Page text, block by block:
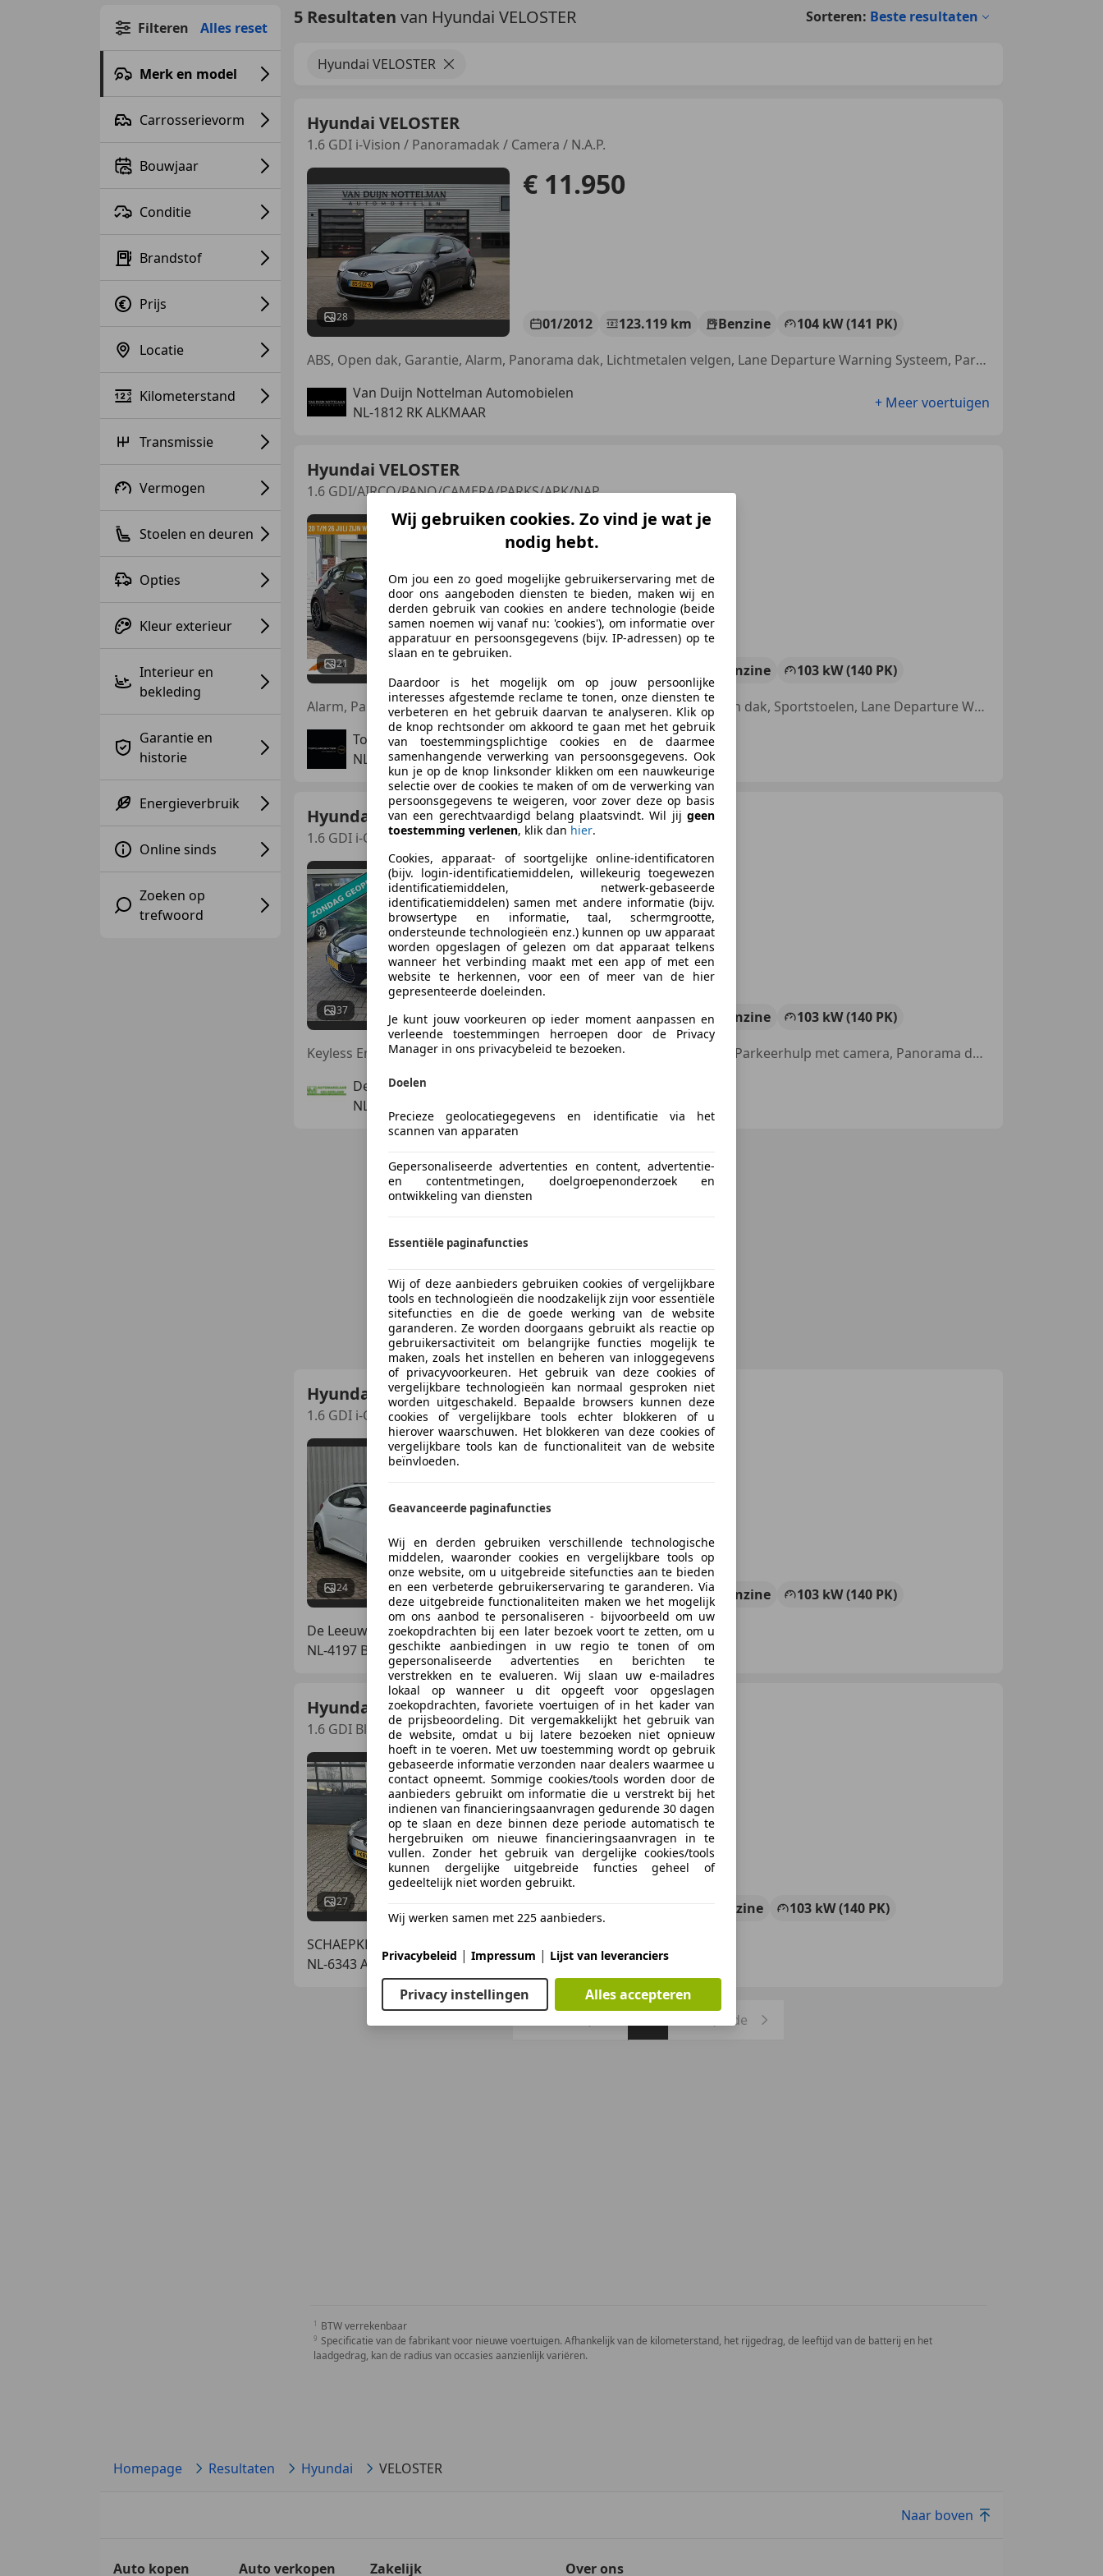
Filteren Alles reset
Merk en model
Carrosserievorm
Bouwjaar
Conditie
Brandstof
Prijs
Locatie
Kilometerstand
Transmissie
Vermogen
Stoelen en deuren
Opties
Kleur exterieur
Interieur en
bekleding
Garantie en
historie
Energieverbruik
Online sinds
Zoeken op
trefwoord
5 Resultaten van Hyundai VELOSTER Sorteren: Beste resultaten
Hyundai VELOSTER
Hyundai VELOSTER
1.6 GDI i-Vision / Panoramadak / Camera / N.A.P.
28
€ 11.950
01/2012 123.119 km Benzine
104 kW (141 PK)
ABS, Open dak, Garantie, Alarm, Panorama dak, Lichtmetalen velgen, Lane Departure Warning Systeem, Parkeerhulp met camera
Van Duijn Nottelman Automobielen
NL-1812 RK ALKMAAR
+ Meer voertuigen
Hyundai VELOSTER
1.6 GDI/AIRCO/PANO/CAMERA/PARKS/APK/NAP
21
€ 6.499
Benzine
103 kW (140 PK)
Alarm, Panorama dak, Parkeerhulp met camera, Getinte ramen, Open dak, Sportstoelen, Lane Departure Warning Systeem, Lichtmetalen velgen
Topcarcenter
NL-4264 KM VEEN
Hyundai VELOSTER
1.6 GDI i-Catcher | 2E EIGENAAR |3/6 OF 12MND GARA
37
€ 6.450
06/2012 196.318 km Benzine
103 kW (140 PK)
Keyless Entry, Met onderhoudshistorie, Stoelverwarming, Open dak, Parkeerhulp met camera, Panorama dak, Parkeerhulp achter, Lane Departure Warning Systeem
De Automakelaar Gelderland
NL-3843 WN HARDERWIJK
Hyundai VELOSTER
1.6 GDI i-Catcher Keyless Panodak
24
€ 7.450
01/2012 218.757 km Benzine
103 kW (140 PK)
De Leeuw Automotive B.V.
NL-4197 BA BUURMALSEN
Hyundai VELOSTER
1.6 GDI Blue 140pk
27
€ 11.835
Benzine
103 kW (140 PK)
SCHAEPKENS, mobiliteit sinds 1979
NL-6343 AE KLIMMEN
Volgende
BTW verrekenbaar
Specificatie van de fabrikant voor nieuwe voertuigen. Afhankelijk van de kilometerstand, het rijgedrag, de leeftijd van de batterij en het
laadgedrag, kan de radius van occasies aanzienlijk variëren.
Homepage Resultaten Hyundai VELOSTER
Naar boven
Auto kopen Auto verkopen Zakelijk Over ons
Wij gebruiken cookies. Zo vind je wat je
nodig hebt.
Om jou een zo goed mogelijke gebruikerservaring met de
door ons aangeboden diensten te bieden, maken wij en
derden gebruik van cookies en andere technologie (beide
samen noemen wij vanaf nu: 'cookies'), om informatie over
apparatuur en persoonsgegevens (bijv. IP-adressen) op te
slaan en te gebruiken.
Daardoor is het mogelijk om op jouw persoonlijke
interesses afgestemde reclame te tonen, onze diensten te
verbeteren en het gebruik daarvan te analyseren. Klik op
de knop rechtsonder om akkoord te gaan met het gebruik
van toestemmingsplichtige cookies en de daarmee
samenhangende verwerking van persoonsgegevens. Ook
kun je op de knop linksonder klikken om een nauwkeurige
selectie over de cookies te maken of om de verwerking van
persoonsgegevens te weigeren, voor zover deze op basis
van een gerechtvaardigd belang plaatsvindt. Wil jij geen
toestemming verlenen, klik dan hier.
Cookies, apparaat- of soortgelijke online-identificatoren
(bijv. login-identificatiemiddelen, willekeurig toegewezen
identificatiemiddelen, netwerk-gebaseerde
identificatiemiddelen) samen met andere informatie (bijv.
browsertype en informatie, taal, schermgrootte,
ondersteunde technologieën enz.) kunnen op uw apparaat
worden opgeslagen of gelezen om dat apparaat telkens
wanneer het verbinding maakt met een app of met een
website te herkennen, voor een of meer van de hier
gepresenteerde doeleinden.
Je kunt jouw voorkeuren op ieder moment aanpassen en
verleende toestemmingen herroepen door de Privacy
Manager in ons privacybeleid te bezoeken.
Doelen
Precieze geolocatiegegevens en identificatie via het
scannen van apparaten
Gepersonaliseerde advertenties en content, advertentie-
en contentmetingen, doelgroepenonderzoek en
ontwikkeling van diensten
Essentiële paginafuncties
Wij of deze aanbieders gebruiken cookies of vergelijkbare
tools en technologieën die noodzakelijk zijn voor essentiële
sitefuncties en die de goede werking van de website
garanderen. Ze worden doorgaans gebruikt als reactie op
gebruikersactiviteit om belangrijke functies mogelijk te
maken, zoals het instellen en beheren van inloggegevens
of privacyvoorkeuren. Het gebruik van deze cookies of
vergelijkbare technologieën kan normaal gesproken niet
worden uitgeschakeld. Bepaalde browsers kunnen deze
cookies of vergelijkbare tools echter blokkeren of u
hierover waarschuwen. Het blokkeren van deze cookies of
vergelijkbare tools kan de functionaliteit van de website
beïnvloeden.
Geavanceerde paginafuncties
Wij en derden gebruiken verschillende technologische
middelen, waaronder cookies en vergelijkbare tools op
onze website, om u uitgebreide sitefuncties aan te bieden
en een verbeterde gebruikerservaring te garanderen. Via
deze uitgebreide functionaliteiten maken we het mogelijk
om ons aanbod te personaliseren - bijvoorbeeld om uw
zoekopdrachten bij een later bezoek voort te zetten, om u
geschikte aanbiedingen in uw regio te tonen of om
gepersonaliseerde advertenties en berichten te
verstrekken en te evalueren. Wij slaan uw e-mailadres
lokaal op wanneer u dit opgeeft voor opgeslagen
zoekopdrachten, favoriete voertuigen of in het kader van
de prijsbeoordeling. Dit vergemakkelijkt het gebruik van
de website, omdat u bij latere bezoeken niet opnieuw
hoeft in te voeren. Met uw toestemming wordt op gebruik
gebaseerde informatie verzonden naar dealers waarmee u
contact opneemt. Sommige cookies/tools worden door de
aanbieders gebruikt om informatie die u verstrekt bij het
indienen van financieringsaanvragen gedurende 30 dagen
op te slaan en deze binnen deze periode automatisch te
hergebruiken om nieuwe financieringsaanvragen in te
vullen. Zonder het gebruik van dergelijke cookies/tools
kunnen dergelijke uitgebreide functies geheel of
gedeeltelijk niet worden gebruikt.
Wij werken samen met 225 aanbieders.
Privacybeleid | Impressum | Lijst van leveranciers
Privacy instellingen Alles accepteren